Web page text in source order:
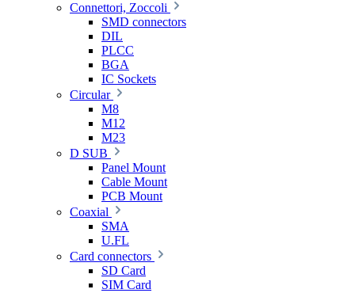
Connettori, Zoccoli
SMD connectors
DIL
PLCC
BGA
IC Sockets
Circular
M8
M12
M23
D SUB
Panel Mount
Cable Mount
PCB Mount
Coaxial
SMA
U.FL
Card connectors
SD Card
SIM Card